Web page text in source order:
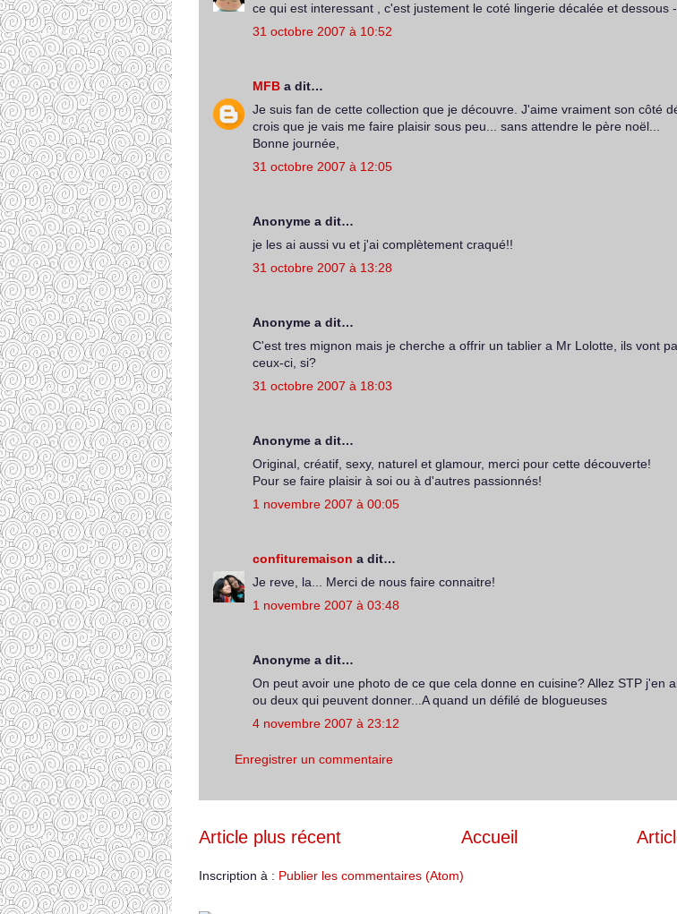
ce qui est interessant , c'est justement le coté lingerie décalée et dessous -
31 octobre 2007 à 10:52
MFB a dit…
Je suis fan de cette collection que je découvre. J'aime vraiment son côté
crois que je vais me faire plaisir sous peu... sans attendre le père noël...
Bonne journée,
31 octobre 2007 à 12:05
Anonyme a dit…
je les ai aussi vu et j'ai complètement craqué!!
31 octobre 2007 à 13:28
Anonyme a dit…
C'est tres mignon mais je cherche a offrir un tablier a Mr Lolotte, ils vont
ceux-ci, si?
31 octobre 2007 à 18:03
Anonyme a dit…
Original, créatif, sexy, naturel et glamour, merci pour cette découverte!
Pour se faire plaisir à soi ou à d'autres passionnés!
1 novembre 2007 à 00:05
confituremaison a dit…
Je reve, la... Merci de nous faire connaitre!
1 novembre 2007 à 03:48
Anonyme a dit…
On peut avoir une photo de ce que cela donne en cuisine? Allez STP j'en
ou deux qui peuvent donner...A quand un défilé de blogueuses
4 novembre 2007 à 23:12
Enregistrer un commentaire
Article plus récent Accueil
Inscription à : Publier les commentaires (Atom)